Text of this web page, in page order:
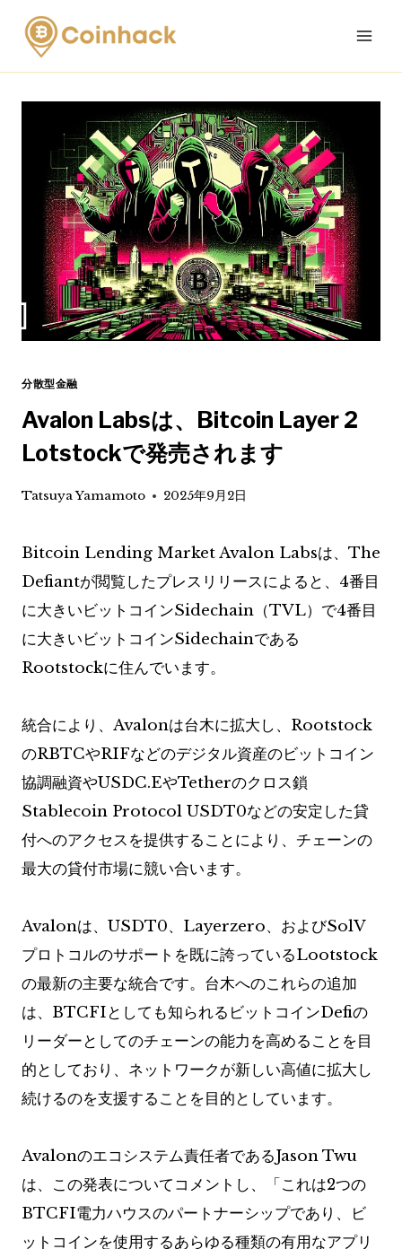
Skip
content
分散型金融
Avalon Labsは、Bitcoin Layer 2
Lotstockで発売されます
Tatsuya Yamamoto 2025年9月2日
Bitcoin Lending Market Avalon Labsは、The
Defiantが閲覧したプレスリリースによると、4番目
に大きいビットコインSidechain（TVL）で4番目
に大きいビットコインSidechainである
Rootstockに住んでいます。
統合により、Avalonは台木に拡大し、Rootstock
のRBTCやRIFなどのデジタル資産のビットコイン
協調融資やUSDC.EやTetherのクロス鎖
Stablecoin Protocol USDT0などの安定した貸
付へのアクセスを提供することにより、チェーンの
最大の貸付市場に競い合います。
Avalonは、USDT0、Layerzero、およびSolV
プロトコルのサポートを既に誇っているLootstock
の最新の主要な統合です。台木へのこれらの追加
は、BTCFIとしても知られるビットコインDefiの
リーダーとしてのチェーンの能力を高めることを目
的としており、ネットワークが新しい高値に拡大し
続けるのを支援することを目的としています。
Avalonのエコシステム責任者であるJason Twu
は、この発表についてコメントし、「これは2つの
BTCFI電力ハウスのパートナーシップであり、ビ
ットコインを使用するあらゆる種類の有用なアプリ